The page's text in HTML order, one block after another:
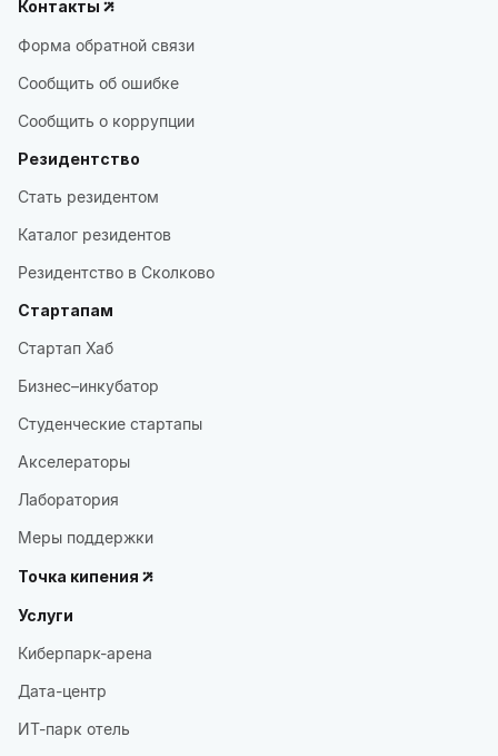
Контакты
Форма обратной связи
Сообщить об ошибке
Сообщить о коррупции
Резидентство
Стать резидентом
Каталог резидентов
Резидентство в Сколково
Стартапам
Стартап Хаб
Бизнес–инкубатор
Студенческие стартапы
Акселераторы
Лаборатория
Меры поддержки
Точка кипения
Услуги
Киберпарк-арена
Дата-центр
ИТ-парк отель